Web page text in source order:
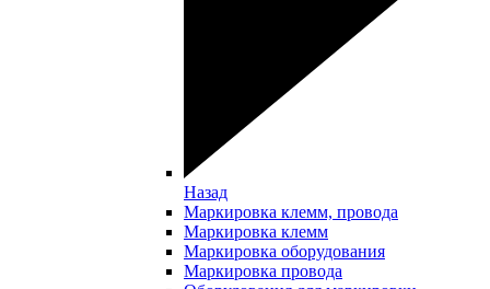
Назад
Маркировка клемм, провода
Маркировка клемм
Маркировка оборудования
Маркировка провода